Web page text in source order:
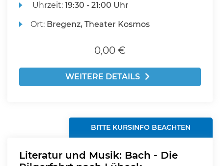
Uhrzeit:19:30 - 21:00 Uhr
Ort: Bregenz, Theater Kosmos
0,00 €
WEITERE DETAILS
BITTE KURSINFO BEACHTEN
Literatur und Musik: Bach - Die